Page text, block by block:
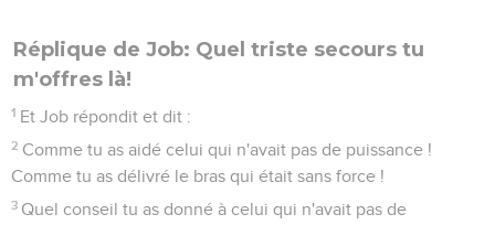
Réplique de Job: Quel triste secours tu
m'offres là!
1 Et Job répondit et dit :
2 Comme tu as aidé celui qui n'avait pas de puissance !
Comme tu as délivré le bras qui était sans force !
3 Quel conseil tu as donné à celui qui n'avait pas de